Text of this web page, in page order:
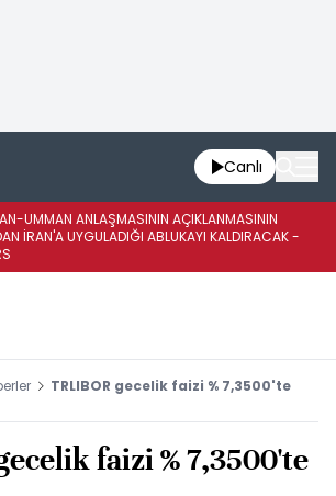
Canlı
UMMAN ANLAŞMASININ AÇIKLANMASININ
İRAN'A UYGULADIĞI ABLUKAYI KALDIRACAK -
TRLIBOR gecelik faizi % 7,3500'te
faizi % 7,3500'te